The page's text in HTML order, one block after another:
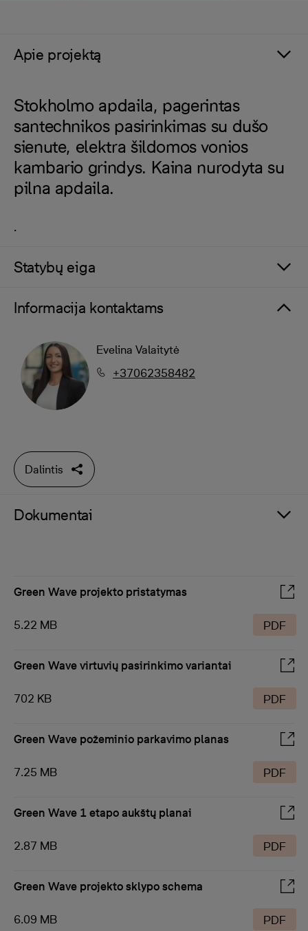
Apie projektą
Stokholmo apdaila, pagerintas
santechnikos pasirinkimas su dušo
sienute, elektra šildomos vonios
kambario grindys. Kaina nurodyta su
pilna apdaila.
.
Statybų eiga
Informacija kontaktams
Evelina Valaitytė
+37062358482
Dalintis
Dokumentai
Green Wave projekto pristatymas
5.22 MB PDF
Green Wave virtuvių pasirinkimo variantai
702 KB PDF
Green Wave požeminio parkavimo planas
7.25 MB PDF
Green Wave 1 etapo aukštų planai
2.87 MB PDF
Green Wave projekto sklypo schema
6.09 MB PDF